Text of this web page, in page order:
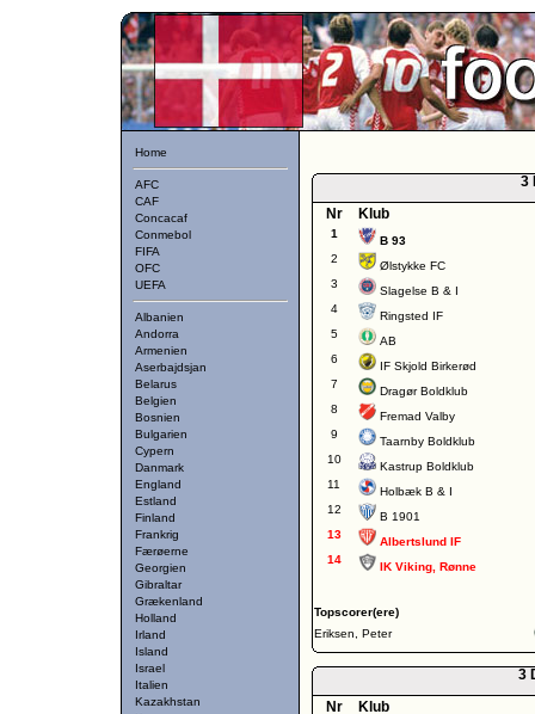
Home
AFC
CAF
Concacaf
Conmebol
FIFA
OFC
UEFA
Albanien
Andorra
Armenien
Aserbajdsjan
Belarus
Belgien
Bosnien
Bulgarien
Cypern
Danmark
England
Estland
Finland
Frankrig
Færøerne
Georgien
Gibraltar
Grækenland
Holland
Irland
Island
Israel
Italien
Kazakhstan
3
Nr
Klub
1
B 93
2
Ølstykke FC
3
Slagelse B & I
4
Ringsted IF
5
AB
6
IF Skjold Birkerød
7
Dragør Boldklub
8
Fremad Valby
9
Taarnby Boldklub
10
Kastrup Boldklub
11
Holbæk B & I
12
B 1901
13
Albertslund IF
14
IK Viking, Rønne
Topscorer(ere)
Eriksen, Peter
3
Nr
Klub